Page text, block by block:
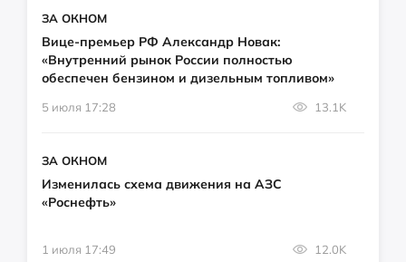
ЗА ОКНОМ
Вице-премьер РФ Александр Новак:
«Внутренний рынок России полностью
обеспечен бензином и дизельным топливом»
5 июля 17:28 13.1K
ЗА ОКНОМ
Изменилась схема движения на АЗС
«Роснефть»
1 июля 17:49 12.0K